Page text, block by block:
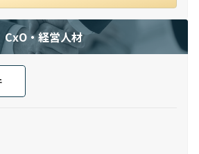
CxO・経営人材